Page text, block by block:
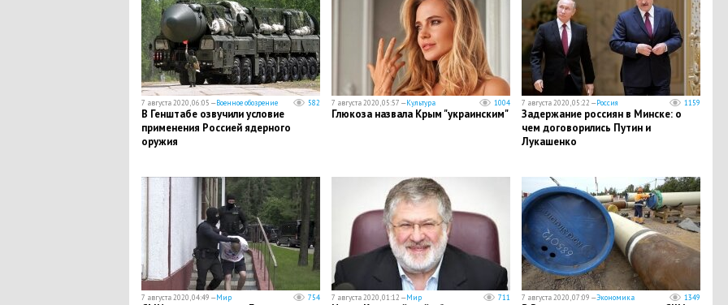
7 августа 2020, 06:05 —Военное обозрение 582
В Генштабе озвучили условие
применения Россией ядерного
оружия
7 августа 2020, 05:57 —Культура 1004
Глюкоза назвала Крым "украинским"
7 августа 2020, 05:22 —Россия 1159
Задержание россиян в Минске: о
чем договорились Путин и
Лукашенко
7 августа 2020, 04:49 —Мир 754 7 августа 2020, 01:12 —Мир 711 7 августа 2020, 07:09 —Экономика 1349